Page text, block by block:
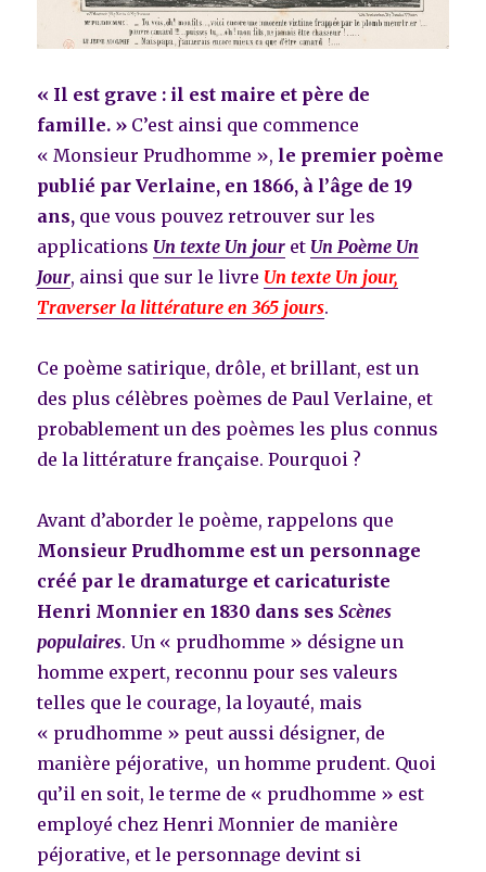
« Il est grave : il est maire et père de
famille. » C’est ainsi que commence
« Monsieur Prudhomme », le premier poème
publié par Verlaine, en 1866, à l’âge de 19
ans, que vous pouvez retrouver sur les
applications Un texte Un jour et Un Poème Un
Jour, ainsi que sur le livre Un texte Un jour,
Traverser la littérature en 365 jours.
Ce poème satirique, drôle, et brillant, est un
des plus célèbres poèmes de Paul Verlaine, et
probablement un des poèmes les plus connus
de la littérature française. Pourquoi ?
Avant d’aborder le poème, rappelons que
Monsieur Prudhomme est un personnage
créé par le dramaturge et caricaturiste
Henri Monnier en 1830 dans sesScènes
populaires. Un « prudhomme » désigne un
homme expert, reconnu pour ses valeurs
telles que le courage, la loyauté, mais
« prudhomme » peut aussi désigner, de
manière péjorative, un homme prudent. Quoi
qu’il en soit, le terme de « prudhomme » est
employé chez Henri Monnier de manière
péjorative, et le personnage devint si